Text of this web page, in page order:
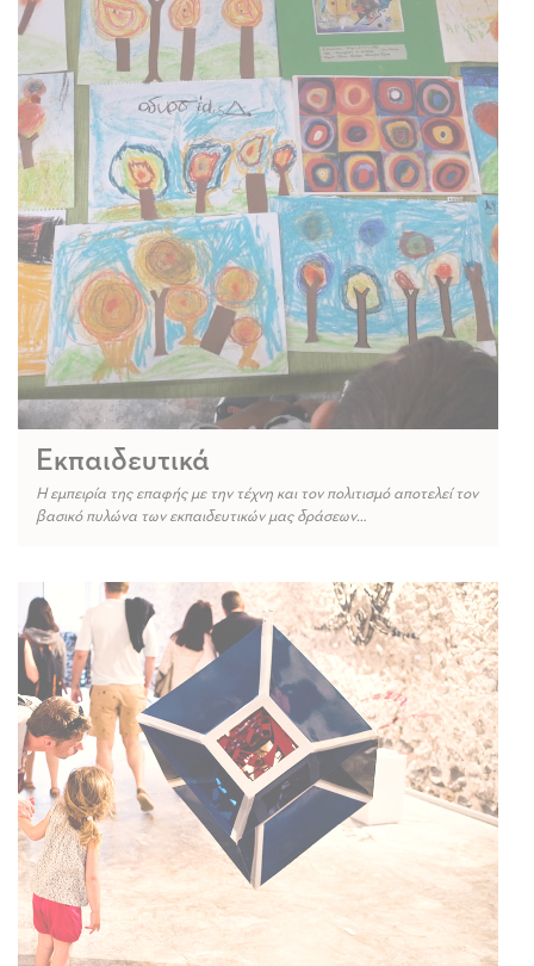
Εκπαιδευτικά
Η εμπειρία της επαφής με την τέχνη και τον πολιτισμό αποτελεί τον
βασικό πυλώνα των εκπαιδευτικών μας δράσεων…